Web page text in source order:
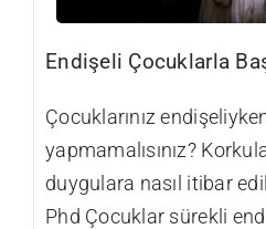
Endişeli Çocuklarla
Çocuklarınız
yapmamalısınız?
duygulara nasıl itibar
Phd Çocuklar sürekli